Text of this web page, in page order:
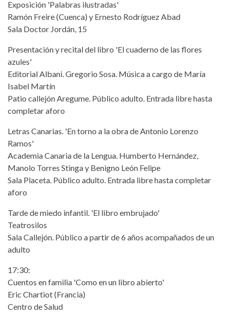
Exposición 'Palabras ilustradas'
Ramón Freire (Cuenca) y Ernesto Rodríguez Abad
Sala Doctor Jordán, 15
Presentación y recital del libro 'El cuaderno de las flores
azules'
Editorial Albani. Gregorio Sosa. Música a cargo de María
Isabel Martín
Patio callejón Aregume. Público adulto. Entrada libre hasta
completar aforo
Letras Canarias. 'En torno a la obra de Antonio Lorenzo
Ramos'
Academia Canaria de la Lengua. Humberto Hernández,
Manolo Torres Stinga y Benigno León Felipe
Sala Placeta. Público adulto. Entrada libre hasta completar
aforo
Tarde de miedo infantil. 'El libro embrujado'
Teatrosilos
Sala Callejón. Público a partir de 6 años acompañados de un
adulto
17:30:
Cuentos en familia 'Como en un libro abierto'
Eric Chartiot (Francia)
Centro de Salud